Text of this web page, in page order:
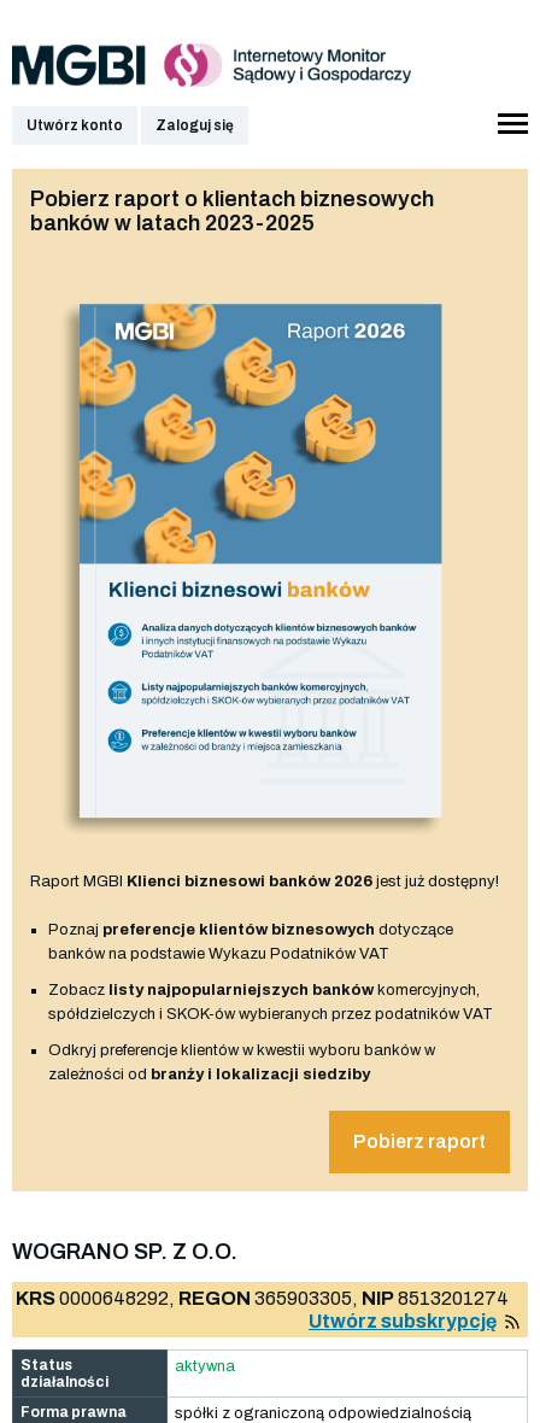
Utwórz konto Zaloguj się
Pobierz raport o klientach biznesowych
banków w latach 2023-2025
Raport MGBI Klienci biznesowi banków 2026 jest już dostępny!
Poznaj preferencje klientów biznesowych dotyczące
banków na podstawie Wykazu Podatników VAT
Zobacz listy najpopularniejszych bankówkomercyjnych,
spółdzielczych i SKOK-ów wybieranych przez podatników VAT
Odkryj preferencje klientów w kwestii wyboru banków w
zależności od branży i lokalizacji siedziby
Pobierz raport
WOGRANO SP. Z O.O.
KRS0000648292, REGON 365903305, NIP8513201274
Utwórz subskrypcję
Status
działalności
aktywna
Forma prawna
spółki z ograniczoną odpowiedzialnością